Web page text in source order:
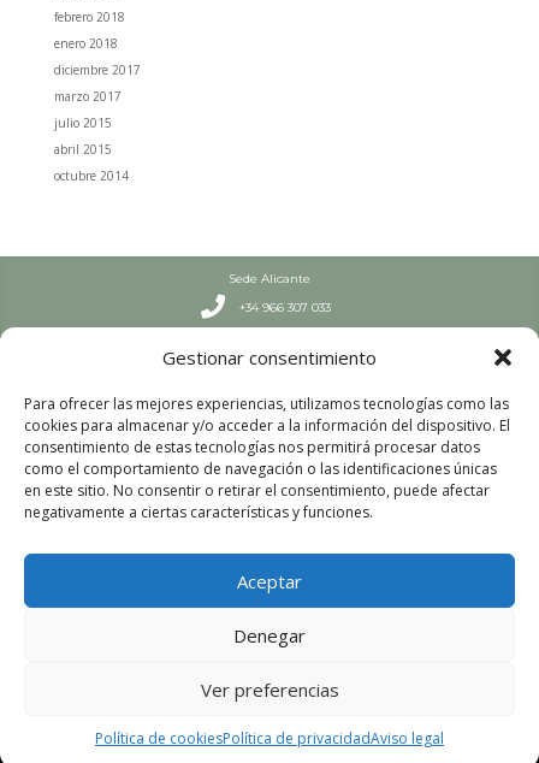
Gestionar consentimiento
Para ofrecer las mejores experiencias, utilizamos tecnologías como las
cookies para almacenar y/o acceder a la información del dispositivo. El
consentimiento de estas tecnologías nos permitirá procesar datos
como el comportamiento de navegación o las identificaciones únicas
en este sitio. No consentir o retirar el consentimiento, puede afectar
negativamente a ciertas características y funciones.
Aceptar
Denegar
Ver preferencias
Política de cookiesPolítica de privacidadAviso legal
febrero 2018
enero 2018
diciembre 2017
marzo 2017
julio 2015
abril 2015
octubre 2014
Sede Alicante
 +34 966 307 033
L-J: 7:30-19 h | V: 8-19 h
L-V: 8:00 – 15:00
Sede Valencia
 +34 963 447 663

Septiembre – Junio
L-V: 8:00-16 h

L-V: 8:00 – 15:00
Aviso legal
Política de privacidad
Política de cookies
Comunidad Valenciana. Todos los derechos reservados.